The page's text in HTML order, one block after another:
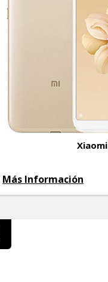
Xiaomi
Más Información